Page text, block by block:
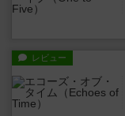
レビュー